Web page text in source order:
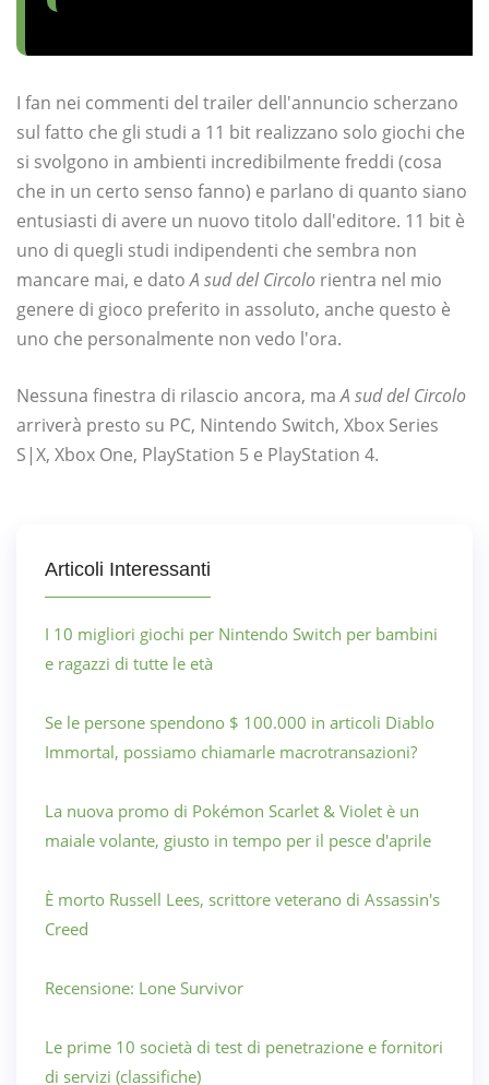
I fan nei commenti del trailer dell'annuncio scherzano
sul fatto che gli studi a 11 bit realizzano solo giochi che
si svolgono in ambienti incredibilmente freddi (cosa
che in un certo senso fanno) e parlano di quanto siano
entusiasti di avere un nuovo titolo dall'editore. 11 bit è
uno di quegli studi indipendenti che sembra non
mancare mai, e datoA sud del Circolo rientra nel mio
genere di gioco preferito in assoluto, anche questo è
uno che personalmente non vedo l'ora.
Nessuna finestra di rilascio ancora, maA sud del Circolo
arriverà presto su PC, Nintendo Switch, Xbox Series
S|X, Xbox One, PlayStation 5 e PlayStation 4.
Articoli Interessanti
I 10 migliori giochi per Nintendo Switch per bambini
e ragazzi di tutte le età
Se le persone spendono $ 100.000 in articoli Diablo
Immortal, possiamo chiamarle macrotransazioni?
La nuova promo di Pokémon Scarlet & Violet è un
maiale volante, giusto in tempo per il pesce d'aprile
È morto Russell Lees, scrittore veterano di Assassin's
Creed
Recensione: Lone Survivor
Le prime 10 società di test di penetrazione e fornitori
di servizi (classifiche)